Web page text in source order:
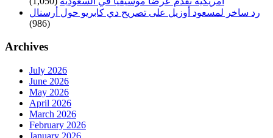
رد ساخر لمسعود أوزيل على تصريح دي كابريو حول أرسنال
(986)
Archives
July 2026
June 2026
May 2026
April 2026
March 2026
February 2026